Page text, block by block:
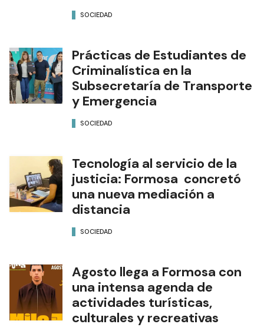
SOCIEDAD
Prácticas de Estudiantes de
Criminalística en la
Subsecretaría de Transporte
y Emergencia
SOCIEDAD
Tecnología al servicio de la
justicia: Formosa concretó
una nueva mediación a
distancia
SOCIEDAD
Agosto llega a Formosa con
una intensa agenda de
actividades turísticas,
culturales y recreativas